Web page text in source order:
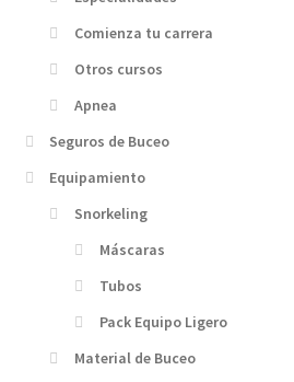
Comienza tu carrera
Otros cursos
Apnea
Seguros de Buceo
Equipamiento
Snorkeling
Máscaras
Tubos
Pack Equipo Ligero
Material de Buceo